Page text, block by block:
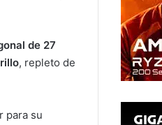
de 27
, repleto de
para su